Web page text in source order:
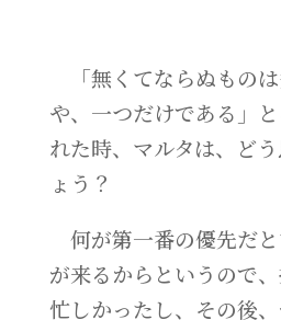
「無くてならぬもの
や、一つだけである」
れた時、マルタは、ど
ょう？
何が第一番の優先だ
が来るからというので
忙しかったし、その後